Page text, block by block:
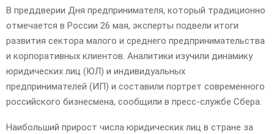
В преддверии Дня предпринимателя, который традиционно
отмечается в России 26 мая, эксперты подвели итоги
развития сектора малого и среднего предпринимательства
и корпоративных клиентов. Аналитики изучили динамику
юридических лиц (ЮЛ) и индивидуальных
предпринимателей (ИП) и составили портрет современного
российского бизнесмена, сообщили в пресс-службе Сбера.
Наибольший прирост числа юридических лиц в стране за